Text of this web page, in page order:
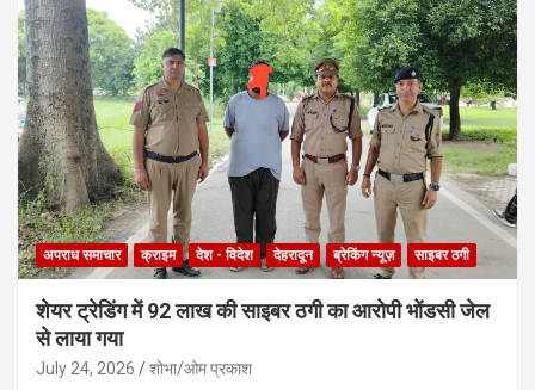
अपराध समाचार क्राइम देश - विदेश देहरादून ब्रेकिंग न्यूज़ साइबर ठगी
शेयर ट्रेडिंग में 92 लाख की साइबर ठगी का आरोपी भोंडसी जेल
से लाया गया
July 24, 2026 शोभा/ओम प्रकाश